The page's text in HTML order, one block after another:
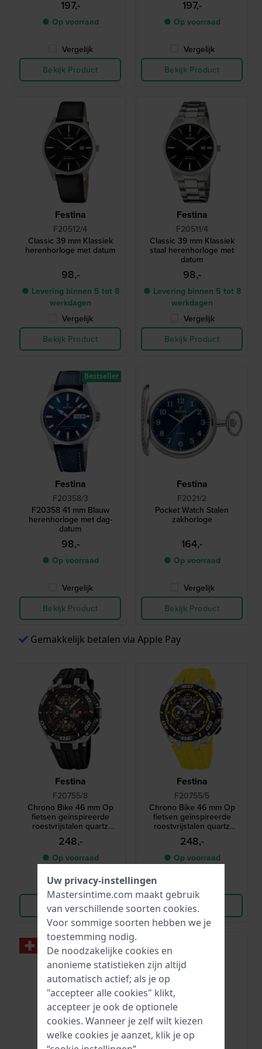
197,-
● Op voorraad
Vergelijk
Bekijk Product
197,-
● Op voorraad
Vergelijk
Bekijk Product
Festina
F20512/4
Classic 39 mm Klassiek
herenhorloge met datum
98,-
● Levering binnen 5 tot 8
werkdagen
Vergelijk
Bekijk Product
Festina
F20511/4
Classic 39 mm Klassiek
staal herenhorloge met
datum
98,-
● Levering binnen 5 tot 8
werkdagen
Vergelijk
Bekijk Product
Festina
F20358/3
F20358 41 mm Blauw
herenhorloge met dag-
datum
98,-
● Op voorraad
Vergelijk
Bekijk Product
Bestseller
Festina
F2021/2
Pocket Watch Stalen
zakhorloge
164,-
● Op voorraad
Vergelijk
Bekijk Product
Gemakkelijk betalen via Apple Pay
Festina
F20755/8
Chrono Bike 46 mm Op
fietsen geïnspireerde
roestvrijstalen quartz
chronograaf
248,-
● Op voorraad
Vergelijk
Bekijk Product
Festina
F20755/5
Chrono Bike 46 mm Op
fietsen geïnspireerde
roestvrijstalen quartz
chronograaf
248,-
● Op voorraad
Bekijk Product
Uw privacy-instellingen
Mastersintime.com maakt gebruik
van verschillende soorten cookies.
Voor sommige soorten hebben we je
toestemming nodig.
De noodzakelijke cookies en
anonieme statistieken zijn altijd
automatisch actief; als je op
"accepteer alle cookies" klikt,
accepteer je ook de optionele
cookies. Wanneer je zelf wilt kiezen
welke cookies je aanzet, klik je op